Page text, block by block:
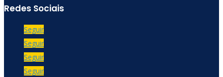
Redes Sociais
Seguir
Seguir
Seguir
Seguir